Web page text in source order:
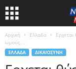
Αρχική Ελλαδα
ωμούς...
ΕΛΛΑΔΑ ΔΙΚΑΙΟΣΥΝΗ